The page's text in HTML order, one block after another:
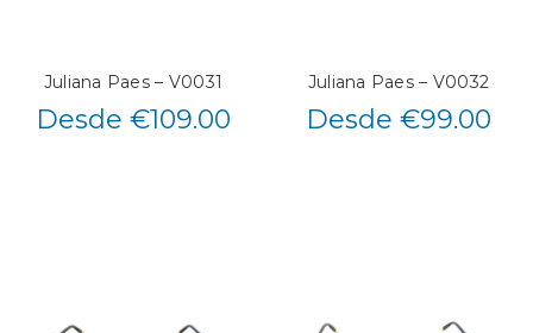
Juliana Paes – V0031
Desde €109.00
Juliana Paes – V0032
Desde €99.00